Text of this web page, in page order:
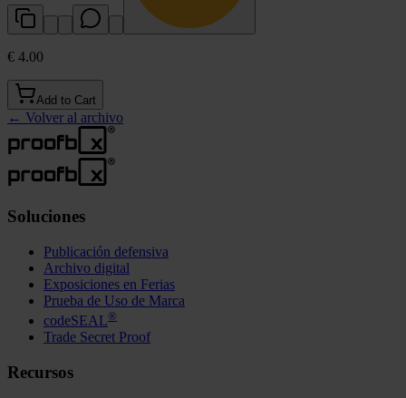
€ 4.00
Add to Cart
← Volver al archivo
Soluciones
Publicación defensiva
Archivo digital
Exposiciones en Ferias
Prueba de Uso de Marca
codeSEAL®
Trade Secret Proof
Recursos